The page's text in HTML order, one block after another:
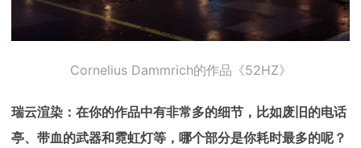
Cornelius Dammrich的作品《52HZ》
瑞云渲染：在你的作品中有非常多的细节，比如废旧的电话
亭、带血的武器和霓虹灯等，哪个部分是你耗时最多的呢？